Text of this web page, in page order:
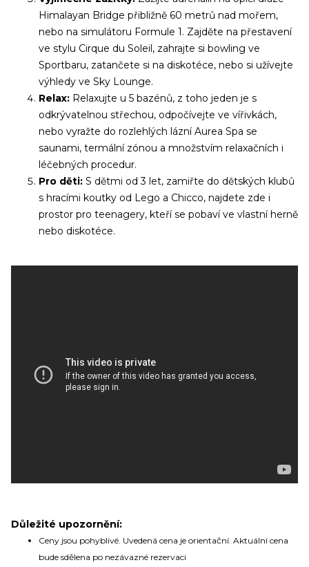
Himalayan Bridge přibližně 60 metrů nad mořem,
nebo na simulátoru Formule 1. Zajděte na přestavení
ve stylu Cirque du Soleil, zahrajte si bowling ve
Sportbaru, zatančete si na diskotéce, nebo si užívejte
výhledy ve Sky Lounge.
Relax: Relaxujte u 5 bazénů, z toho jeden je s
odkrývatelnou střechou, odpočívejte ve vířivkách,
nebo vyražte do rozlehlých lázní Aurea Spa se
saunami, termální zónou a množstvím relaxačních i
léčebných procedur.
Pro děti: S dětmi od 3 let, zamiřte do dětských klubů
s hracími koutky od Lego a Chicco, najdete zde i
prostor pro teenagery, kteří se pobaví ve vlastní herně
nebo diskotéce.
Důležité upozornění:
Ceny jsou pohyblivé. Uvedená cena je orientační. Aktuální cena
bude sdělena po nezávazné rezervaci
zábavou apod.)
Informace o Skupinových plavbách